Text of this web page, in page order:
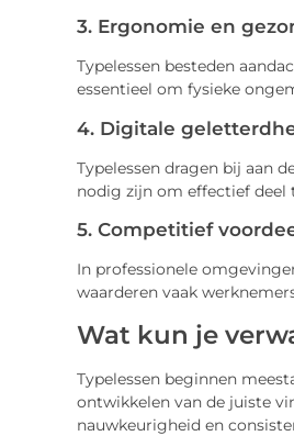
3. Ergonomie en
Typelessen besteden
essentieel om fysieke
4. Digitale
Typelessen dragen bij aan
nodig zijn om effectief deel
5. Competitief
In professionele
waarderen vaak
Wat kun je
Typelessen beginnen
ontwikkelen van de juiste
nauwkeurigheid en